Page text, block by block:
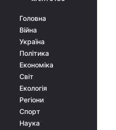
Головна
Війна
Україна
Політика
Економіка
Світ
Екологія
Регіони
Спорт
Наука